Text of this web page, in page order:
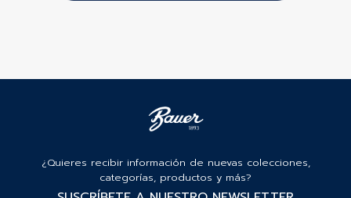
¿Quieres recibir información de nuevas colecciones,
categorías, productos y más?